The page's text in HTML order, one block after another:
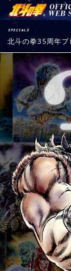
北斗の拳35周年プ